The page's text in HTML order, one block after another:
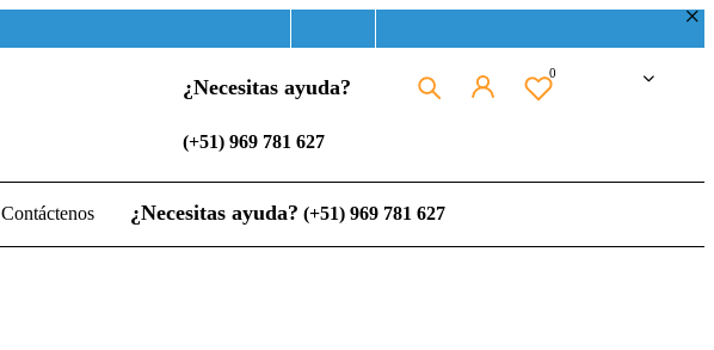
0
¿Necesitas ayuda?
(+51) 969 781 627
Contáctenos ¿Necesitas ayuda? (+51) 969 781 627